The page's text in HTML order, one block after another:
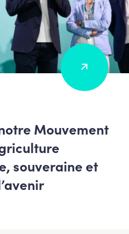
Mouvement
souveraine et